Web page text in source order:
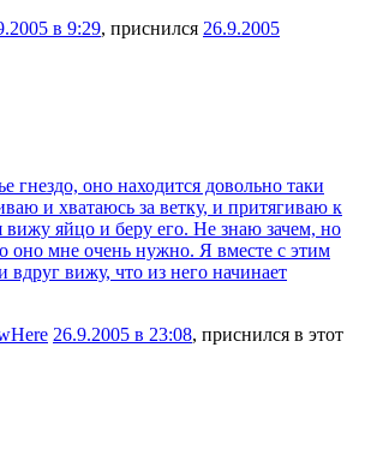
в 9:29, приснился 26.9.2005
гнездо, оно находится довольно таки
и хватаюсь за ветку, и притягиваю к
вижу яйцо и беру его. Не знаю зачем, но
оно мне очень нужно. Я вместе с этим
вдруг вижу, что из него начинает
26.9.2005 в 23:08, приснился в этот